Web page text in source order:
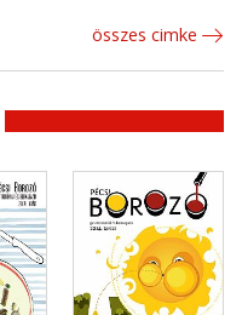
összes cimke